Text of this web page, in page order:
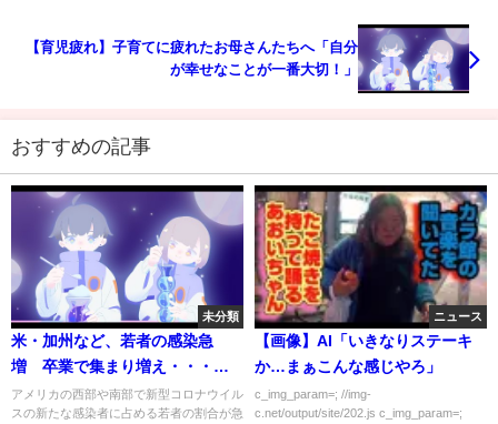
【育児疲れ】子育てに疲れたお母さんたちへ「自分
が幸せなことが一番大切！」
おすすめの記事
未分類
米・加州など、若者の感染急
増 卒業で集まり増え・・・
(20/06/24)
アメリカの西部や南部で新型コロナウイル
スの新たな感染者に占める若者の割合が急
ニュース
【画像】AI「いきなりステーキ
か…まぁこんな感じやろ」
c_img_param=; //img-
c.net/output/site/202.js c_img_param=;